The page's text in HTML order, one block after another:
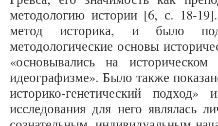
методологию истории [6, с. 18-
метод историка, и было
методологические основы
«основывались на
идеографизме». Было также
историко-генетический
исследования для него являлась